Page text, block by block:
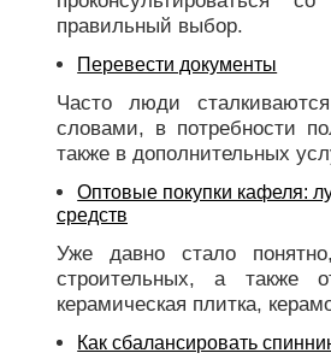
правильный выбор.
Перевести документы
Часто люди
словами, в потребности
также в дополнительных
Оптовые покупки кафеля:
средств
Уже давно стало
строительных, а также
керамическая плитка,
Как сбалансировать